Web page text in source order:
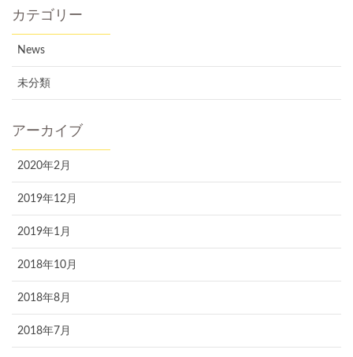
カテゴリー
News
未分類
アーカイブ
2020年2月
2019年12月
2019年1月
2018年10月
2018年8月
2018年7月